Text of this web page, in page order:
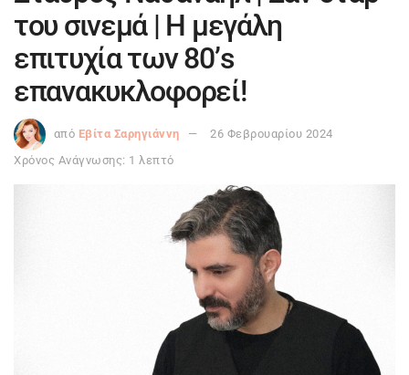
του σινεμά | Η μεγάλη
επιτυχία των 80’s
επανακυκλοφορεί!
από Εβίτα Σαρηγιάννη
26 Φεβρουαρίου 2024
Χρόνος Ανάγνωσης: 1 λεπτό